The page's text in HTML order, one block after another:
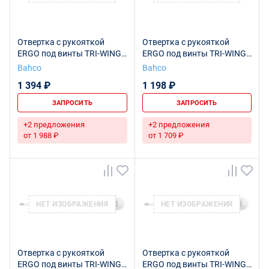
Отвертка с рукояткой
ERGO под винты TRI-WING
5x100 мм
Bahco
1 394 ₽
ЗАПРОСИТЬ
+2 предложения
от 1 988 ₽
Отвертка с рукояткой
ERGO под винты TRI-WING
0x80 мм
Bahco
1 198 ₽
ЗАПРОСИТЬ
+2 предложения
от 1 709 ₽
НЕТ ИЗОБРАЖЕНИЯ
Отвертка с рукояткой
ERGO под винты TRI-WING
НЕТ ИЗОБРАЖЕНИЯ
Отвертка с рукояткой
ERGO под винты TRI-WING